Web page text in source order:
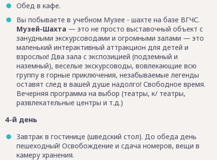
Обед в кафе.
Вы побываете в учебном Музее - шахте на базе ВГЧС.
Музей-Шахта — это не просто выставочный объект с
занудными экскурсоводами и огромными залами — это
маленький интерактивный аттракцион для детей и
взрослых! Два зала с экспозицией (подземный и
наземный), веселые экскурсоводы, вовлекающие всю
группу в горные приключения, незабываемые легенды
оставят след в вашей душе надолго! Свободное время.
Вечерняя программа на выбор (театры, к/ театры,
развлекательные центры и т.д.)
4-й день
Завтрак в гостинице (шведский стол). До обеда день
пешеходный! Освобождение и сдача номеров, вещи в
камеру хранения.